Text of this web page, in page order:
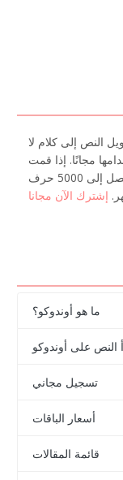
النص إلى كلام لا
مجانًا. إذا قمت
بالتسجيل مجانًا، فيمكنك الحصول على ما يصل إلى 5000 حرف
إشترك الآن مجانا
ما هو أوندوكو؟
النص على أوندوكو
تسجيل مجاني
أسعار الباقات
قائمة المقالات